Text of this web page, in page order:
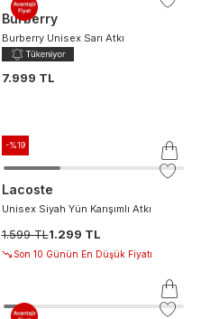
Burberry
Burberry Unisex Sarı Atkı
7.999 TL
-%19
Lacoste
Unisex Siyah Yün Karışımlı Atkı
1.599 TL1.299 TL
Son 10 Günün En Düşük Fiyatı